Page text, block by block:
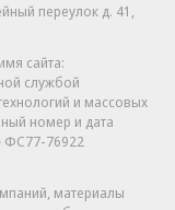
переулок д. 41,
сайта:
службой
и массовых
номер и дата
76922
материалы